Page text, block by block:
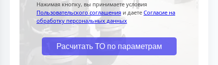
Нажимая кнопку, вы принимаете условия
Пользовательского соглашения и даете Согласие на
обработку персональных данных
Расчитать ТО по параметрам